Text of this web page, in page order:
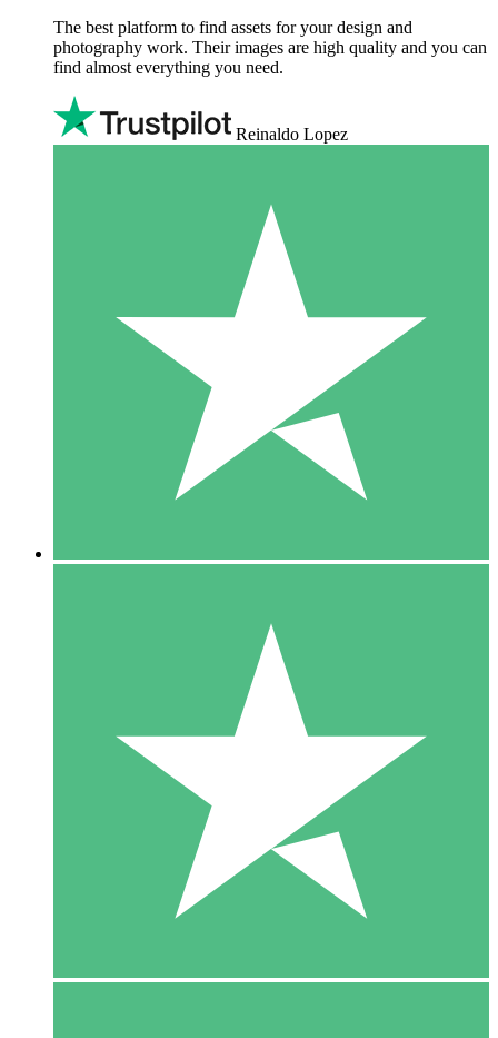
The best platform to find assets for your design and
photography work. Their images are high quality and you can
find almost everything you need.
Reinaldo Lopez